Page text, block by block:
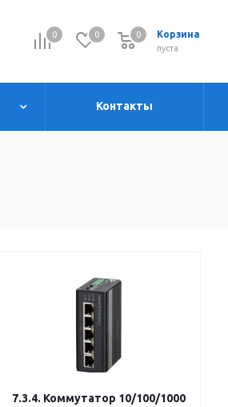
0 0 Корзина
0
пуста
0
Контакты
7.3.4. Коммутатор 10/100/1000